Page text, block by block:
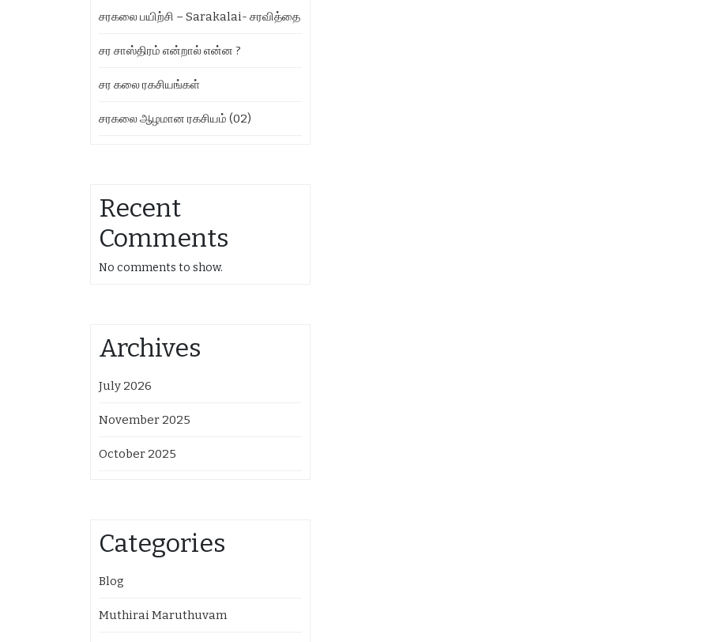
சரகலை பயிற்சி – Sarakalai- சரவித்தை
சர சாஸ்திரம் என்றால் என்ன ?
சர கலை ரகசியங்கள்
சரகலை ஆழமான ரகசியம் (02)
Recent
Comments
No comments to show.
Archives
July 2026
November 2025
October 2025
Categories
Blog
Muthirai Maruthuvam